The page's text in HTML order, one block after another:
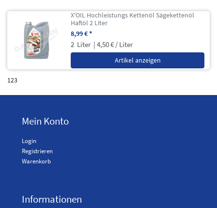
X'OIL Hochleistungs Kettenöl Sägekettenöl
Haftöl 2 Liter
8,99 € *
2 Liter | 4,50 € / Liter
Artikel anzeigen
123
Mein Konto
Login
Registrieren
Warenkorb
Informationen